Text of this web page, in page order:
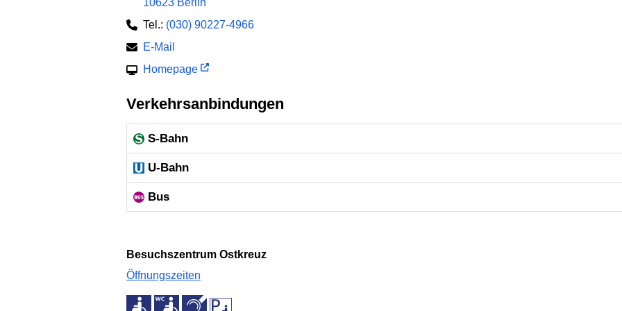
Tel.: (030) 90227-4966
E-Mail
Homepage
Verkehrsanbindungen
S-Bahn
U-Bahn
Bus
Besuchszentrum Ostkreuz
Öffnungszeiten